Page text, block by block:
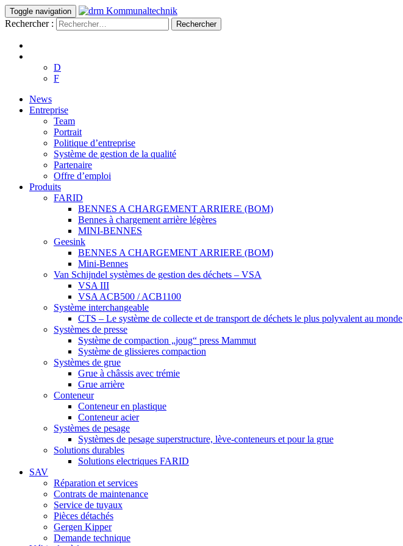
Toggle navigation
Rechercher :
D
F
News
Entreprise
Team
Portrait
Politique d’entreprise
Système de gestion de la qualité
Partenaire
Offre d’emploi
Produits
FARID
BENNES A CHARGEMENT ARRIERE (BOM)
Bennes à chargement arrière légères
MINI-BENNES
Geesink
BENNES A CHARGEMENT ARRIERE (BOM)
Mini-Bennes
Van Schijndel systèmes de gestion des déchets – VSA
VSA III
VSA ACB500 / ACB1100
Système interchangeable
CTS – Le système de collecte et de transport de déchets le plus polyvalent au monde
Systèmes de presse
Système de compaction „joug“ press Mammut
Système de glissieres compaction
Systèmes de grue
Grue à châssis avec trémie
Grue arrière
Conteneur
Conteneur en plastique
Conteneur acier
Systèmes de pesage
Systèmes de pesage superstructure, lève-conteneurs et pour la grue
Solutions durables
Solutions electriques FARID
SAV
Réparation et services
Contrats de maintenance
Service de tuyaux
Pièces détachés
Gergen Kipper
Demande technique